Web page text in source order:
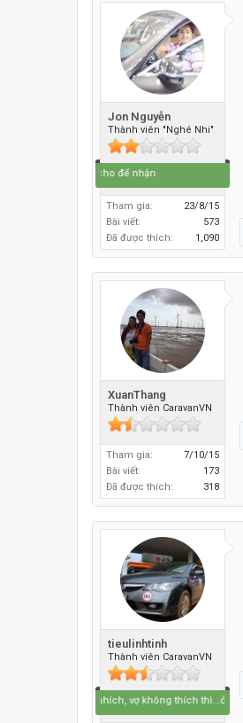
Jon Nguyễn
Thành viên "Nghé Nhi"
Đi để về, cho để nhận
Tham gia:
23/8/15
Bài viết:
573
Đã được thích:
1,090
XuanThang
Thành viên CaravanVN
Tham gia:
7/10/15
Bài viết:
173
Đã được thích:
318
tieulinhtinh
Thành viên CaravanVN
thích thì nhích, vợ không thích thì...ở nhà :)